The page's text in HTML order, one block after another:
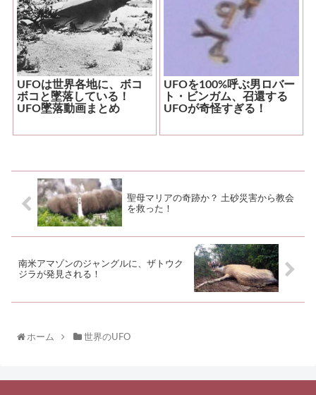
UFOは世界各地に、ボコ
ボコと墜落している！
UFO墜落動画まとめ
UFOを100%呼ぶ男ロバー
ト・ビンガム、召還する
UFOが奇怪すぎる！
聖母マリアの奇跡か？ 土砂災害から教会
を救った！
南米アマゾンのジャングルに、ザトウク
ジラが発見される！
ホーム 世界のUFO